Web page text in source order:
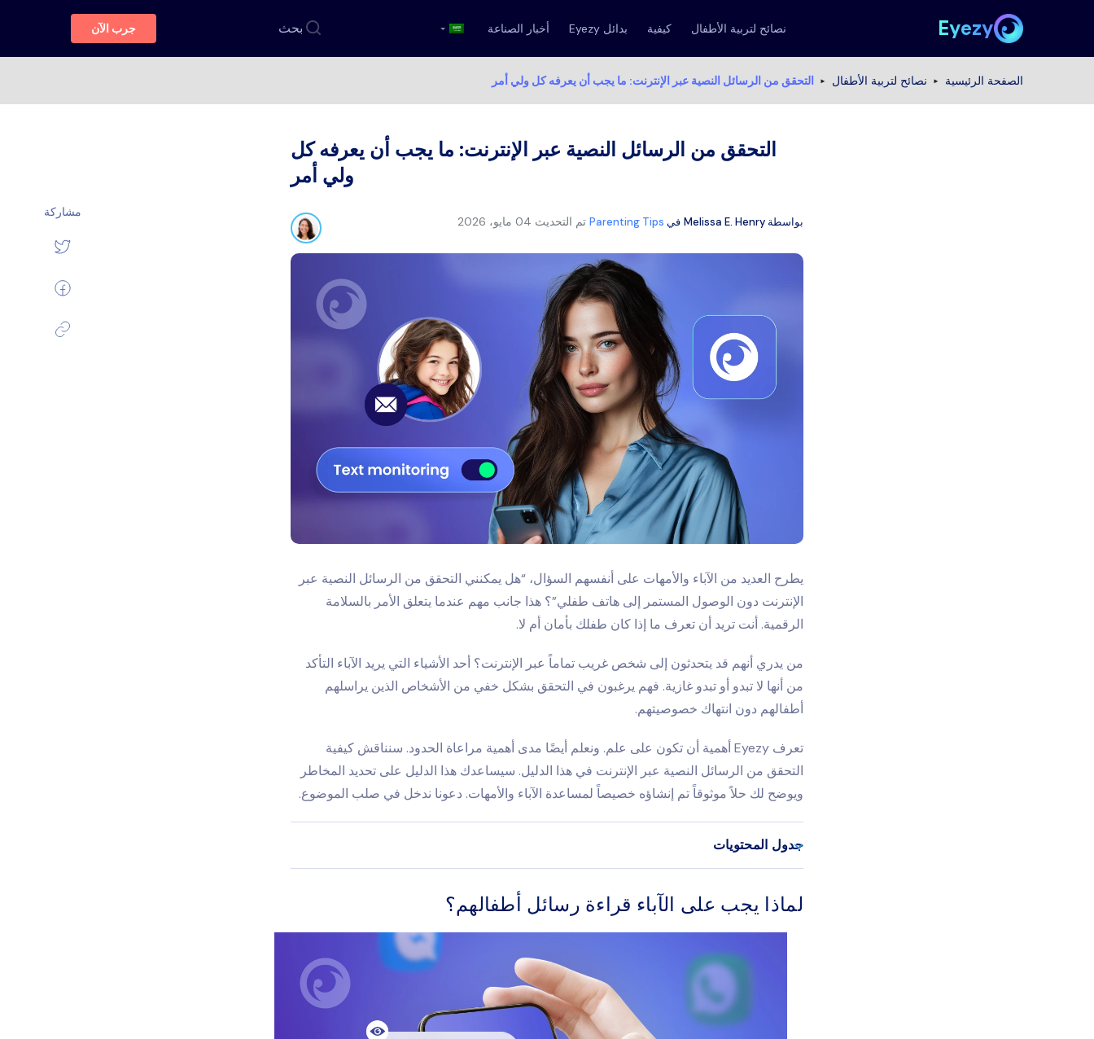
Eyezy نصائح لتربية الأطفال كيفية بدائل Eyezy أخبار الصناعة بحث جرب الآن
الصفحة الرئيسية نصائح لتربية الأطفال التحقق من الرسائل النصية عبر الإنترنت: ما يجب أن يعرفه كل ولي أمر
التحقق من الرسائل النصية عبر الإنترنت: ما يجب أن يعرفه كل
ولي أمر
بواسطة Melissa E. Henry في Parenting Tips تم التحديث
يطرح العديد من الآباء والأمهات على أنفسهم السؤال، “هل يمكنني التحقق من الرسائل النصية عبر
الإنترنت دون الوصول المستمر إلى هاتف طفلي”؟ هذا جانب مهم عندما يتعلق الأمر بالسلامة
الرقمية. أنت تريد أن تعرف ما إذا كان طفلك بأمان أم لا.
من يدري أنهم قد يتحدثون إلى شخص غريب تماماً عبر الإنترنت؟ أحد الأشياء التي يريد الآباء التأكد
من أنها لا تبدو أو تبدو غازية. فهم يرغبون في التحقق بشكل خفي من الأشخاص الذين يراسلهم
أطفالهم دون انتهاك خصوصيتهم.
تعرف Eyezy أهمية أن تكون على علم. ونعلم أيضًا مدى أهمية مراعاة الحدود. سنناقش كيفية
التحقق من الرسائل النصية عبر الإنترنت في هذا الدليل. سيساعدك هذا الدليل على تحديد المخاطر
ويوضح لك حلاً موثوقاً تم إنشاؤه خصيصاً لمساعدة الآباء والأمهات. دعونا ندخل في صلب الموضوع.
جدول المحتويات
لماذا يجب على الآباء قراءة رسائل أطفالهم؟
مشاركة